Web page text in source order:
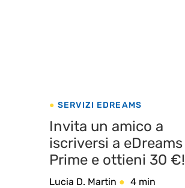
SERVIZI EDREAMS
Invita un amico a
iscriversi a eDreams
Prime e ottieni 30 €!
Lucia D. Martin 4 min